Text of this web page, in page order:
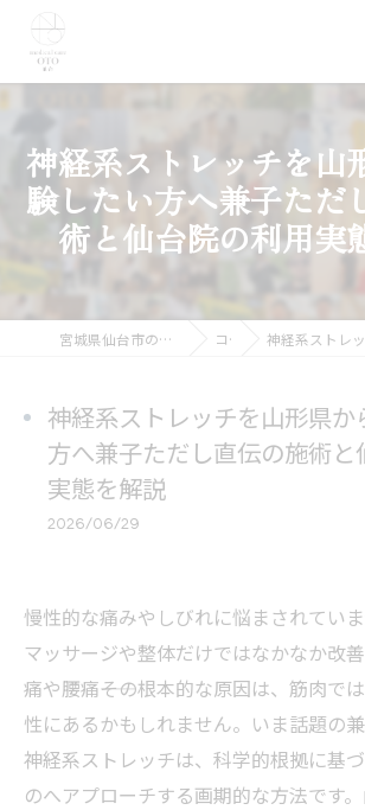
神経系ストレッチを山
験したい方へ兼子ただ
術と仙台院の利用実
宮城県仙台市の整体ならmedical care OTO 仙台 コラム 神経系ストレッチを山形県から体験し
神経系ストレッチを山形県か
方へ兼子ただし直伝の施術と
実態を解説
2026/06/29
慢性的な痛みやしびれに悩まされてい
マッサージや整体だけではなかなか改
痛や腰痛――その根本的な原因は、筋肉で
性にあるかもしれません。いま話題の
神経系ストレッチは、科学的根拠に基
のへアプローチする画期的な方法です。